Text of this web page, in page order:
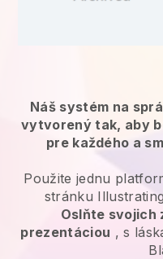
Náš systém na
vytvorený tak, aby
pre každého a
Použite jednu
stránku
Oslňte svojich
prezentáciou , s